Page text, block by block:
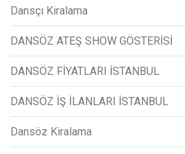
Dansçı Kiralama
DANSÖZ ATEŞ SHOW GÖSTERİSİ
DANSÖZ FİYATLARI İSTANBUL
DANSÖZ İŞ İLANLARI İSTANBUL
Dansöz Kiralama